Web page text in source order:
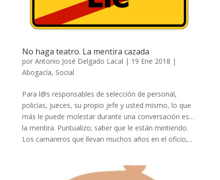
No haga teatro. La mentira cazada
por Antonio José Delgado Lacal | 19 Ene 2018 |
Abogacía, Social
Para l@s responsables de selección de personal,
policías, jueces, su propio jefe y usted mismo, lo que
más le puede molestar durante una conversación es…
la mentira. Puntualizo; saber que le están mintiendo.
Los camareros que llevan muchos años en el oficio,...